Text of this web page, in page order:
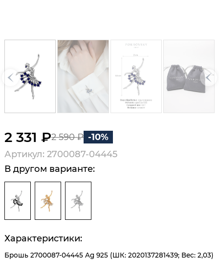
2 331 ₽2 590 ₽ -10%
Артикул: 2700087-04445
В другом варианте:
Характеристики:
Брошь 2700087-04445 Ag 925 (ШК: 2020137281439; Вес: 2,03)